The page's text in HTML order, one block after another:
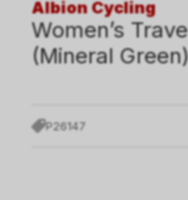
Albion Cycling
Women’s
(Mineral Green)
P26147